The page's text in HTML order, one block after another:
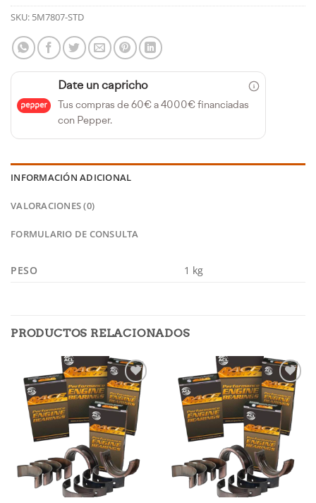
SKU: 5M7807-STD
Date un capricho
Tus compras de 60€ a 4000€ financiadas
con Pepper.
INFORMACIÓN ADICIONAL
VALORACIONES (0)
FORMULARIO DE CONSULTA
PESO 1 kg
PRODUCTOS RELACIONADOS
Añadir
a la
lista de
deseos
Añadir
a la
lista de
deseos